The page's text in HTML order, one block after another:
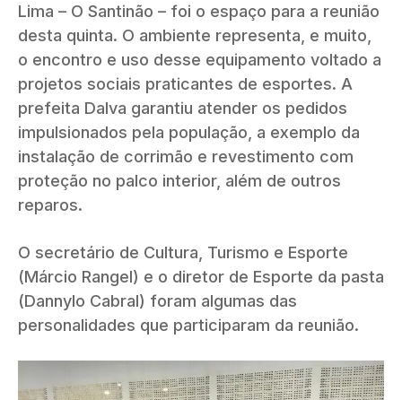
Lima – O Santinão – foi o espaço para a reunião
desta quinta. O ambiente representa, e muito,
o encontro e uso desse equipamento voltado a
projetos sociais praticantes de esportes. A
prefeita Dalva garantiu atender os pedidos
impulsionados pela população, a exemplo da
instalação de corrimão e revestimento com
proteção no palco interior, além de outros
reparos.
O secretário de Cultura, Turismo e Esporte
(Márcio Rangel) e o diretor de Esporte da pasta
(Dannylo Cabral) foram algumas das
personalidades que participaram da reunião.